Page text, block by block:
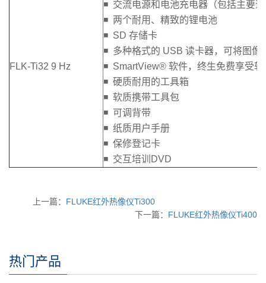
FLK-Ti32 9 Hz
◾ 交流电源和电池充电器（包括主要
◾ 两个耐用、精致的锂电池
◾ SD 存储卡
◾ 多种格式的 USB 读卡器，可将图像
◾ SmartView® 软件，终生免费享受软
◾ 硬质耐用的工具箱
◾ 软质携带工具包
◾ 可调背带
◾ 纸质用户手册
◾ 保修登记卡
◾ 交互培训DVD
上一篇： FLUKE红外热像仪Ti300
下一篇： FLUKE红外热像仪Ti400
热门产品